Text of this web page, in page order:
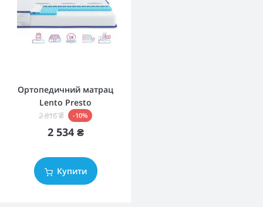
Ортопедичний матрац
Lento Presto
2 816 ₴ -10%
2 534 ₴
Купити